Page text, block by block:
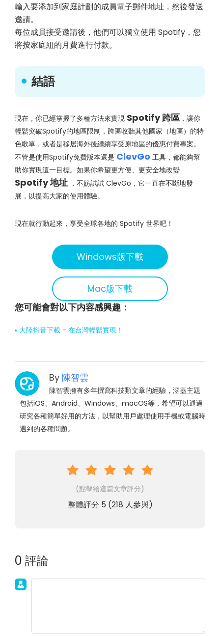
輸入要添加到家庭計劃的成員電子郵件地址，然後發送
邀請。
每位成員接受邀請後，他們可以獨立使用 Spotify，您
將按家庭組的月費進行付款。
結語
現在，你已經掌握了多種方法來實現 Spotify 跨區 ，讓你
輕鬆突破Spotify的地區限制，跨區收聽其他國家（地區）的特
色歌單，或者是移居海外後繼續享受原地區的優惠付費專案。
不管是使用Spotify免費版本還是 ClevGo 工具，都能夠幫
助你實現這一目標。如果你希望更方便、更安全地改變
Spotify 地址 ，不妨試試 ClevGo，它一直在不斷地發
展，以提高大家的使用體驗。
現在就行動起來，享受全球各地的 Spotify 世界吧！
Windows版下載
Mac版下載
您可能會對以下内容感興趣：
大陸抖音下載 - 在台灣輕鬆實現！
By 陳智雲
陳智雲擁有多年撰寫科技類文章的經驗，涵蓋主題
包括iOS、Android、Windows、macOS等，希望可以通過
研究各種簡單好用的方法，以幫助用戶處理使用手機或電腦時
遇到的各種問題。
(點擊給這篇文章評分)
整體評分 5 (218 人參與)
0 評論